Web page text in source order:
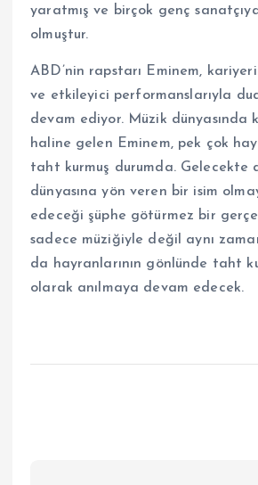
yaratmış ve birçok genç
olmuştur.
ABD’nin rapstarı Eminem,
ve etkileyici performanslarıyla
devam ediyor. Müzik dünyasında
haline gelen Eminem, pek çok
taht kurmuş durumda. Gelecekte
dünyasına yön veren bir isim
edeceği şüphe götürmez bir
sadece müziğiyle değil aynı
da hayranlarının gönlünde taht
olarak anılmaya devam edecek.